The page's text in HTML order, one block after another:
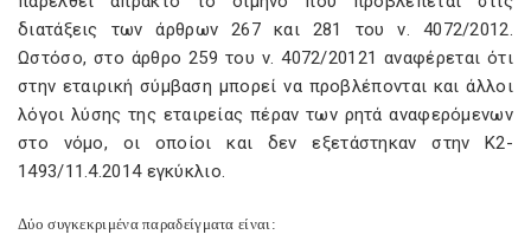
διατάξεις των άρθρων 267 και 281 του ν. 4072/2012.
Ωστόσο, στο άρθρο 259 του ν. 4072/20121 αναφέρεται ότι
στην εταιρική σύμβαση μπορεί να προβλέπονται και άλλοι
λόγοι λύσης της εταιρείας πέραν των ρητά αναφερόμενων
στο νόμο, οι οποίοι και δεν εξετάστηκαν στην Κ2-
1493/11.4.2014 εγκύκλιο.
Δύο συγκεκριμένα παραδείγματα είναι: